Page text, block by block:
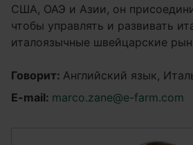
США, ОАЭ и Азии, он
чтобы управлять и развивать
италоязычные швейцарские
Говорит: Английский язык,
E-mail: marco.zane@e-farm.com